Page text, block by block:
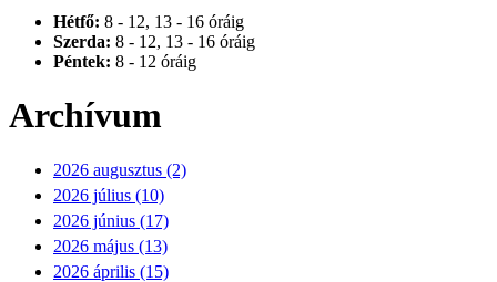
Hétfő: 8 - 12, 13 - 16 óráig
Szerda: 8 - 12, 13 - 16 óráig
Péntek: 8 - 12 óráig
Archívum
2026 augusztus (2)
2026 július (10)
2026 június (17)
2026 május (13)
2026 április (15)